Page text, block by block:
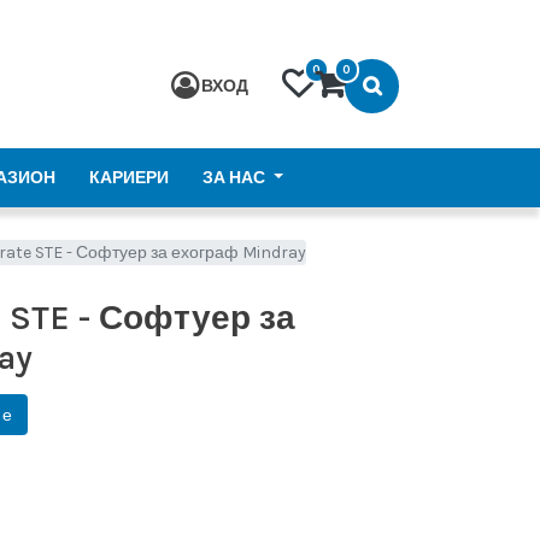
ВХОД
0 0
КАРИЕРИ ЗА НАС
STE - Софтуер за ехограф Mindray
- Софтуер за